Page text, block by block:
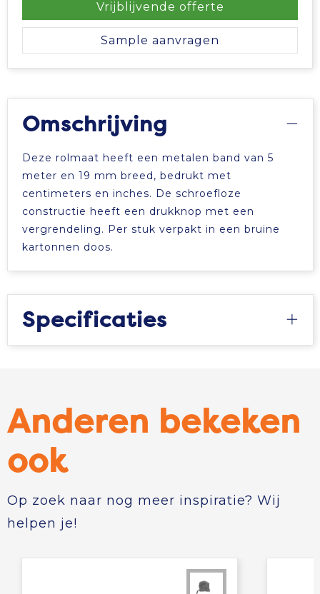
Vrijblijvende offerte
Sample aanvragen
Omschrijving
Deze rolmaat heeft een metalen band van 5
meter en 19 mm breed, bedrukt met
centimeters en inches. De schroefloze
constructie heeft een drukknop met een
vergrendeling. Per stuk verpakt in een bruine
kartonnen doos.
Specificaties
Anderen bekeken
ook
Op zoek naar nog meer inspiratie? Wij
helpen je!